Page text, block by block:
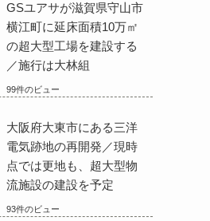
GSユアサが滋賀県守山市
横江町に延床面積10万㎡
の超大型工場を建設する
／施行は大林組
99件のビュー
大阪府大東市にある三洋
電気跡地の再開発／現時
点では更地も、超大型物
流施設の建設を予定
93件のビュー